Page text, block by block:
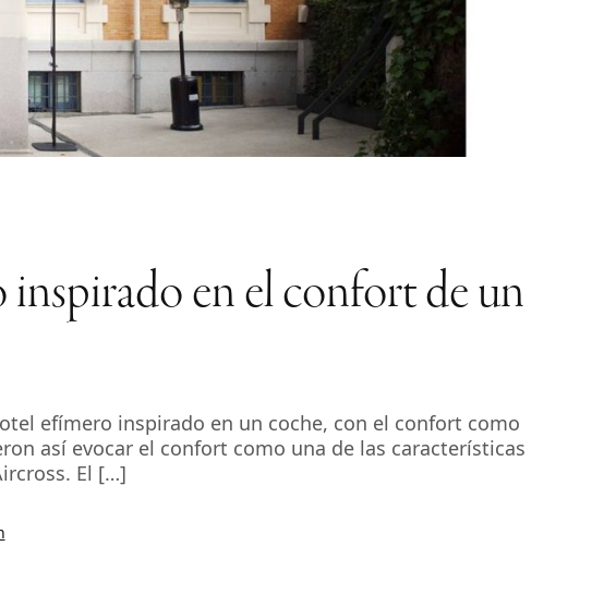
en el confort de un
efímero inspirado en un coche, con el confort como
así evocar el confort como una de las características
El […]